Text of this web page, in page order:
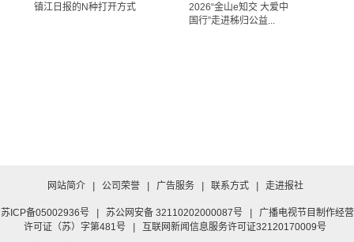
镇江日报的N种打开方式
2026“金山e知交 大爱中
国行”走进秭归公益...
网站简介 | 公司荣誉 | 广告服务 | 联系方式 | 走进报社
苏ICP备05002936号 | 苏公网安备 32110202000087号 |
广播电视节目制作经营
许可证（苏）字第481号
|
互联网新闻信息服务许可证32120170009号